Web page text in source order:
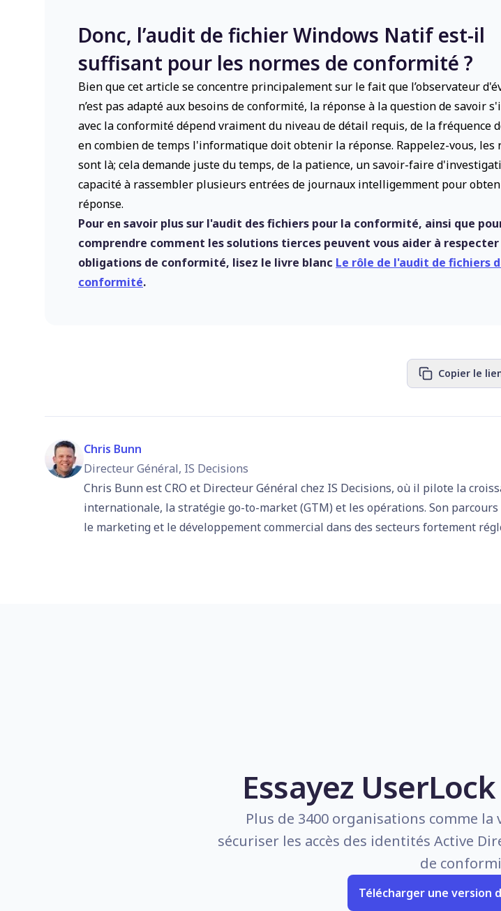
Donc, l’audit de fichier Windows Natif est-il
suffisant pour les normes de conformité ?
Bien que cet article se concentre principalement sur le fait que l’observateur
n’est pas adapté aux besoins de conformité, la réponse à la question de savoir
avec la conformité dépend vraiment du niveau de détail requis, de la fréquence
en combien de temps l'informatique doit obtenir la réponse. Rappelez-vous, les
sont là; cela demande juste du temps, de la patience, un savoir-faire
capacité à rassembler plusieurs entrées de journaux intelligemment pour
réponse.
Pour en savoir plus sur l'audit des fichiers pour la conformité, ainsi que
comprendre comment les solutions tierces peuvent vous aider à respecter
obligations de conformité, lisez le livre blanc Le rôle de l'audit de fichiers
conformité.
Copier le
Chris Bunn
Directeur Général, IS Decisions
Chris Bunn est CRO et Directeur Général chez IS Decisions, où il pilote la
internationale, la stratégie go-to-market (GTM) et les opérations. Son parcours
le marketing et le développement commercial dans des secteurs fortement
Essayez
Plus de 3400 organisations comme
sécuriser les accès des identités Active
de
Télécharger une version